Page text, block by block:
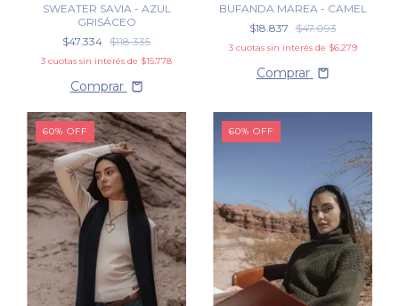
SWEATER SAVIA - AZUL
GRISÁCEO
$47.334 $118.335
3 cuotas sin interés de $15.778
Comprar
BUFANDA MAREA - CAMEL
$18.837 $47.093
3 cuotas sin interés de $6.279
Comprar
60% OFF 60% OFF